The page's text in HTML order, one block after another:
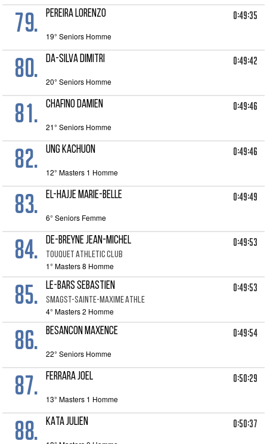
79. PEREIRA LORENZO 0:49:35
19° Seniors Homme
80. DA-SILVA DIMITRI 0:49:42
20° Seniors Homme
81. CHAFINO DAMIEN 0:49:46
21° Seniors Homme
82. UNG KACHUON 0:49:46
12° Masters 1 Homme
83. EL-HAJJE MARIE-BELLE 0:49:49
6° Seniors Femme
84. DE-BREYNE JEAN-MICHEL
TOUQUET ATHLETIC CLUB
0:49:53
1° Masters 8 Homme
85. LE-BARS SEBASTIEN
SMAGST-SAINTE-MAXIME ATHLE
0:49:53
4° Masters 2 Homme
86. BESANCON MAXENCE 0:49:54
22° Seniors Homme
87. FERRARA JOEL 0:50:29
13° Masters 1 Homme
88. KATA JULIEN 0:50:37